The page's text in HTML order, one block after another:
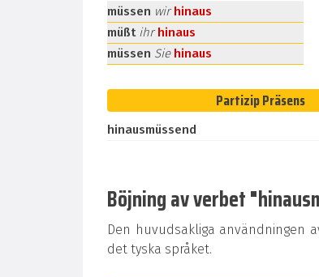
müssen wirhinaus
müßt ihrhinaus
müssen Sie hinaus
Partizip Präsens
hinausmüssend
Böjning av verbet
Den huvudsakliga användningen
det tyska språket.